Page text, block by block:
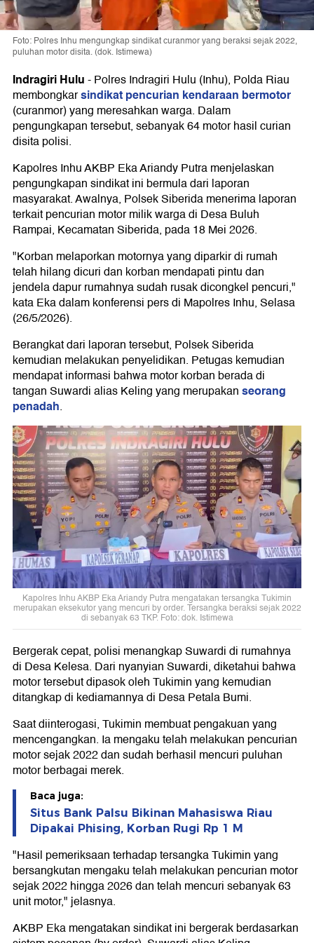
Foto: Polres Inhu mengungkap sindikat curanmor yang beraksi sejak 2022,
puluhan motor disita. (dok. Istimewa)
Indragiri Hulu-Polres Indragiri Hulu (Inhu), Polda Riau
membongkarsindikat pencurian kendaraan bermotor
(curanmor) yang meresahkan warga. Dalam
pengungkapan tersebut, sebanyak 64 motor hasil curian
disita polisi.
Kapolres Inhu AKBP Eka Ariandy Putra menjelaskan
pengungkapan sindikat ini bermula dari laporan
masyarakat. Awalnya, Polsek Siberida menerima laporan
terkait pencurian motor milik warga di Desa Buluh
Rampai, Kecamatan Siberida, pada 18 Mei 2026.
"Korban melaporkan motornya yang diparkir di rumah
telah hilang dicuri dan korban mendapati pintu dan
jendela dapur rumahnya sudah rusak dicongkel pencuri,"
kata Eka dalam konferensi pers di Mapolres Inhu, Selasa
(26/5/2026).
Berangkat dari laporan tersebut, Polsek Siberida
kemudian melakukan penyelidikan. Petugas kemudian
mendapat informasi bahwa motor korban berada di
tangan Suwardi alias Keling yang merupakanseorang
penadah.
Kapolres Inhu AKBP Eka Ariandy Putra mengatakan tersangka Tukimin
merupakan eksekutor yang mencuri by order. Tersangka beraksi sejak 2022
di sebanyak 63 TKP. Foto: dok. Istimewa
Bergerak cepat, polisi menangkap Suwardi di rumahnya
di Desa Kelesa. Dari nyanyian Suwardi, diketahui bahwa
motor tersebut dipasok oleh Tukimin yang kemudian
ditangkap di kediamannya di Desa Petala Bumi.
Saat diinterogasi, Tukimin membuat pengakuan yang
mencengangkan. Ia mengaku telah melakukan pencurian
motor sejak 2022 dan sudah berhasil mencuri puluhan
motor berbagai merek.
Baca juga:
Situs Bank Palsu Bikinan Mahasiswa Riau
Dipakai Phising, Korban Rugi Rp 1 M
"Hasil pemeriksaan terhadap tersangka Tukimin yang
bersangkutan mengaku telah melakukan pencurian motor
sejak 2022 hingga 2026 dan telah mencuri sebanyak 63
unit motor," jelasnya.
AKBP Eka mengatakan sindikat ini bergerak berdasarkan